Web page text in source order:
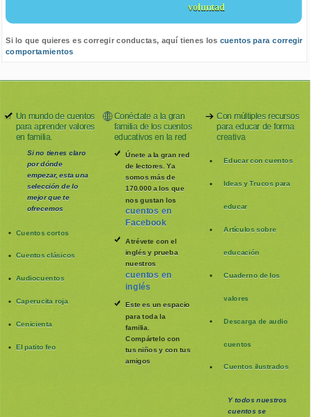
voluntad
Si lo que quieres es corregir conductas, aquí tienes los cuentos para corregir
comportamientos
Un mundo de cuentos
para aprender valores
en familia.
Si no tienes claro
por dónde
empezar, esta una
selección de lo
mejor que te
ofrecemos
Cuentos cortos
Cuentos clásicos
Audiocuentos
Caperucita roja
Cenicienta
El patito feo
Conéctate a la gran
familia de los cuentos
educativos en la red
Únete a la gran red
de lectores. Ya
somos más de
170.000 a los que
nos gustan los
cuentos en
Facebook
Atrévete con el
inglés y prueba
nuestros
cuentos en
inglés
Este es un espacio
para toda la
familia
Compártelo con
tus niños y con tus
amigos
Con múltiples recursos
para educar de forma
creativa
Educar con cuentos
Ideas y Trucos para
educar
Artículos sobre
educación
Cuaderno de los
valores
Descarga de audio
cuentos
Cuentos ilustrados
Y todos nuestros
cuentos se